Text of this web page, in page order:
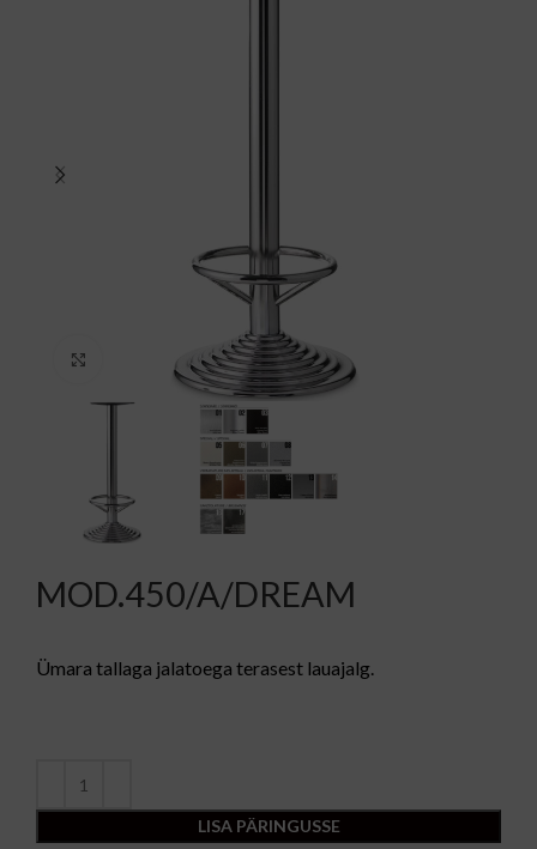
Kliki suurendamiseks
MOD.450/A/DREAM
Ümara tallaga jalatoega terasest lauajalg.
LISA PÄRINGUSSE